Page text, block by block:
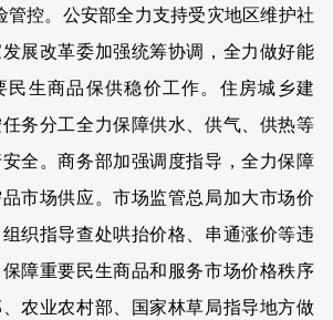
管控。公安部全力支持受灾地区维护社
展改革委加强统筹协调，全力做好能
民生商品保供稳价工作。住房城乡建
务分工全力保障供水、供气、供热等
全。商务部加强调度指导，全力保障
市场供应。市场监管总局加大市场价
织指导查处哄抬价格、串通涨价等违
障重要民生商品和服务市场价格秩序
农业农村部、国家林草局指导地方做